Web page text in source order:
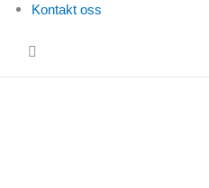
Kontakt oss